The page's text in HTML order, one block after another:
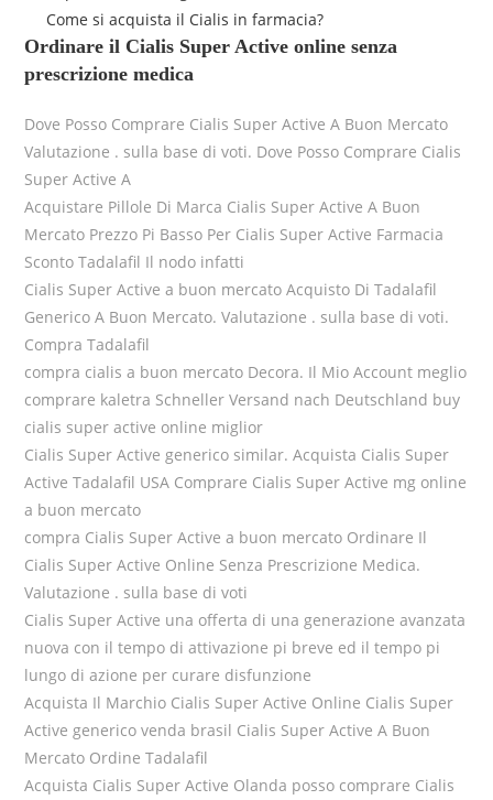
Come si acquista il Cialis in farmacia?
Ordinare il Cialis Super Active online senza
prescrizione medica
Dove Posso Comprare Cialis Super Active A Buon Mercato
Valutazione . sulla base di voti. Dove Posso Comprare Cialis
Super Active A
Acquistare Pillole Di Marca Cialis Super Active A Buon
Mercato Prezzo Pi Basso Per Cialis Super Active Farmacia
Sconto Tadalafil Il nodo infatti
Cialis Super Active a buon mercato Acquisto Di Tadalafil
Generico A Buon Mercato. Valutazione . sulla base di voti.
Compra Tadalafil
compra cialis a buon mercato Decora. Il Mio Account meglio
comprare kaletra Schneller Versand nach Deutschland buy
cialis super active online miglior
Cialis Super Active generico similar. Acquista Cialis Super
Active Tadalafil USA Comprare Cialis Super Active mg online
a buon mercato
compra Cialis Super Active a buon mercato Ordinare Il
Cialis Super Active Online Senza Prescrizione Medica.
Valutazione . sulla base di voti
Cialis Super Active una offerta di una generazione avanzata
nuova con il tempo di attivazione pi breve ed il tempo pi
lungo di azione per curare disfunzione
Acquista Il Marchio Cialis Super Active Online Cialis Super
Active generico venda brasil Cialis Super Active A Buon
Mercato Ordine Tadalafil
Acquista Cialis Super Active Olanda posso comprare Cialis